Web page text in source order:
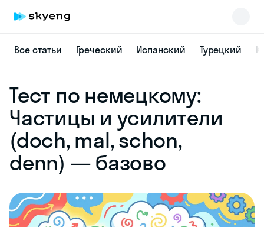
Все статьи Греческий Испанский Турецкий
Тест по немецкому:
Частицы и усилители
(doch, mal, schon,
denn) — базово
online